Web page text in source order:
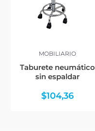
MOBILIARIO
Taburete neumático
sin espaldar
$104,36